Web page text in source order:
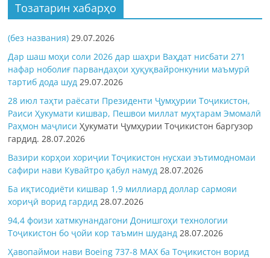
Тозатарин хабарҳо
(без названия) 29.07.2026
Дар шаш моҳи соли 2026 дар шаҳри Ваҳдат нисбати 271
нафар ноболиғ парвандаҳои ҳуқуқвайронкунии маъмурӣ
тартиб дода шуд 29.07.2026
28 июл таҳти раёсати Президенти Ҷумҳурии Тоҷикистон,
Раиси Ҳукумати кишвар, Пешвои миллат муҳтарам Эмомалӣ
Раҳмон маҷлисиҲукумати Ҷумҳурии Тоҷикистон баргузор
гардид.28.07.2026
Вазири корҳои хориҷии Тоҷикистон нусхаи эътимодномаи
сафири нави Кувайтро қабул намуд 28.07.2026
Ба иқтисодиёти кишвар 1,9 миллиард доллар сармояи
хориҷӣ ворид гардид 28.07.2026
94,4 фоизи хатмкунандагони Донишгоҳи технологии
Тоҷикистон бо ҷойи кор таъмин шуданд 28.07.2026
Ҳавопаймои нави Boeing 737-8 MAX ба Тоҷикистон ворид